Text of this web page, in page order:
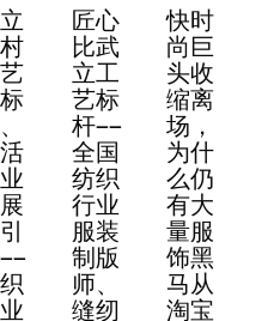
，多年来，绍兴坚持纺织业作为
业，深入实施科技纺织、数字纺
织五大战略，持续壮大产业+市
纺织向新提质、向高跃升，走
、市场链融合发展的新路子。绍
大纺织产业链，形成了上有聚酯
家纺的全产业链体系。
革思维、创新理念，牢牢把握新
生产力发展赛道，全速推进绍兴
1038
款柯
桥面
料“巅
峰对
决”！
2026
“柯桥
优选”
评审
会见
证好
索康
尼 X
SOR
ONA
® ｜
演绎
高智
羊毛
运动
生活
CFI@ -
2026年4
2026
CTGE
第五
届纺
织服
装行
业
“红头
船奖”
颁奖
盛典
荣耀
赛得
利与
蕉内
达成
战略
合作
——以
再生
纤维
素纤
维为
核
NAE
RSI任
命国
际奢
牌前
设计
师
Colin
Jiang
为创
意总
监，
元陌
YOM
O 亮
相第
五届
潮汕
服博
会, 以
品类
创新
定义
内衣
百世
汇美
携手
十三
载：
数智
化供
应链
共筑
服装
产业
新生
海柔
闪攀
机器
人驱
动李
宁智
能仓
储再
升级
CFI@ -
2025年7
月29日
时尚
行业
的可
追溯
性：
企业
关键
决策
可影
响高
达
77%
时尚
行业
的可
追溯
性：
企业
关键
决策
可影
响高
达
77%
匠心
比武
立工
艺标
杆——
全国
纺织
行业
服装
制版
师、
缝纫
快时
尚巨
头收
缩离
场，
为什
么仍
有大
量服
饰黑
马从
淘宝